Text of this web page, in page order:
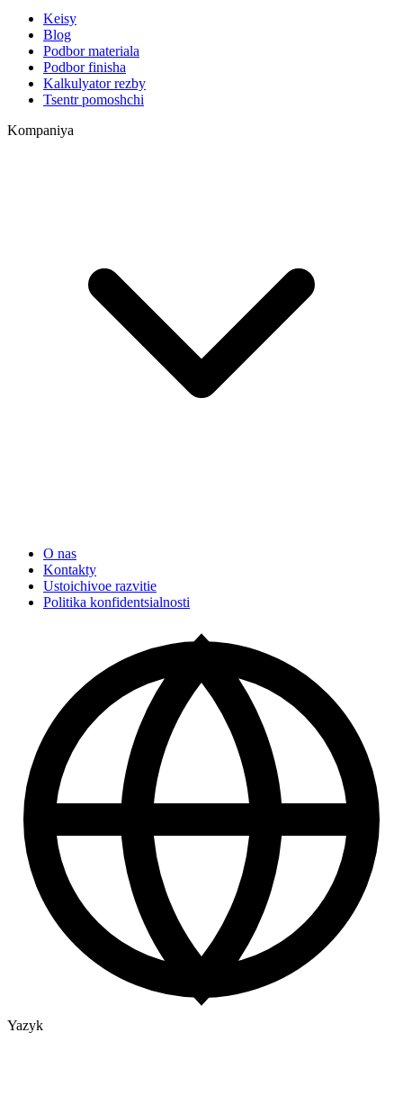
Keisy
Blog
Podbor materiala
Podbor finisha
Kalkulyator rezby
Tsentr pomoshchi
Kompaniya
O nas
Kontakty
Ustoichivoe razvitie
Politika konfidentsialnosti
Yazyk